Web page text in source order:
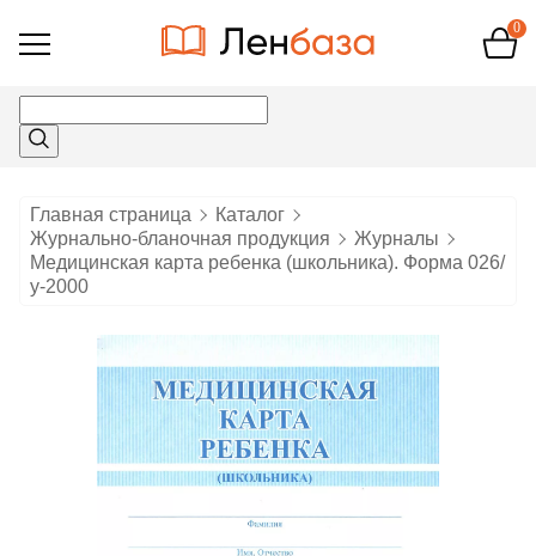
Открыть
0
Главная страница
Каталог
Журнально-бланочная продукция
Журналы
Медицинская карта ребенка (школьника). Форма 026/
у-2000